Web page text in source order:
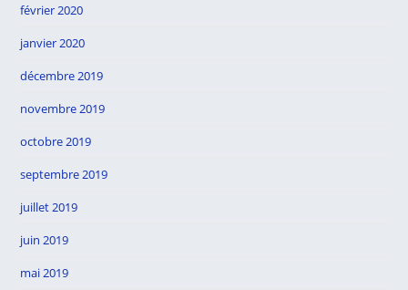
février 2020
janvier 2020
décembre 2019
novembre 2019
octobre 2019
septembre 2019
juillet 2019
juin 2019
mai 2019